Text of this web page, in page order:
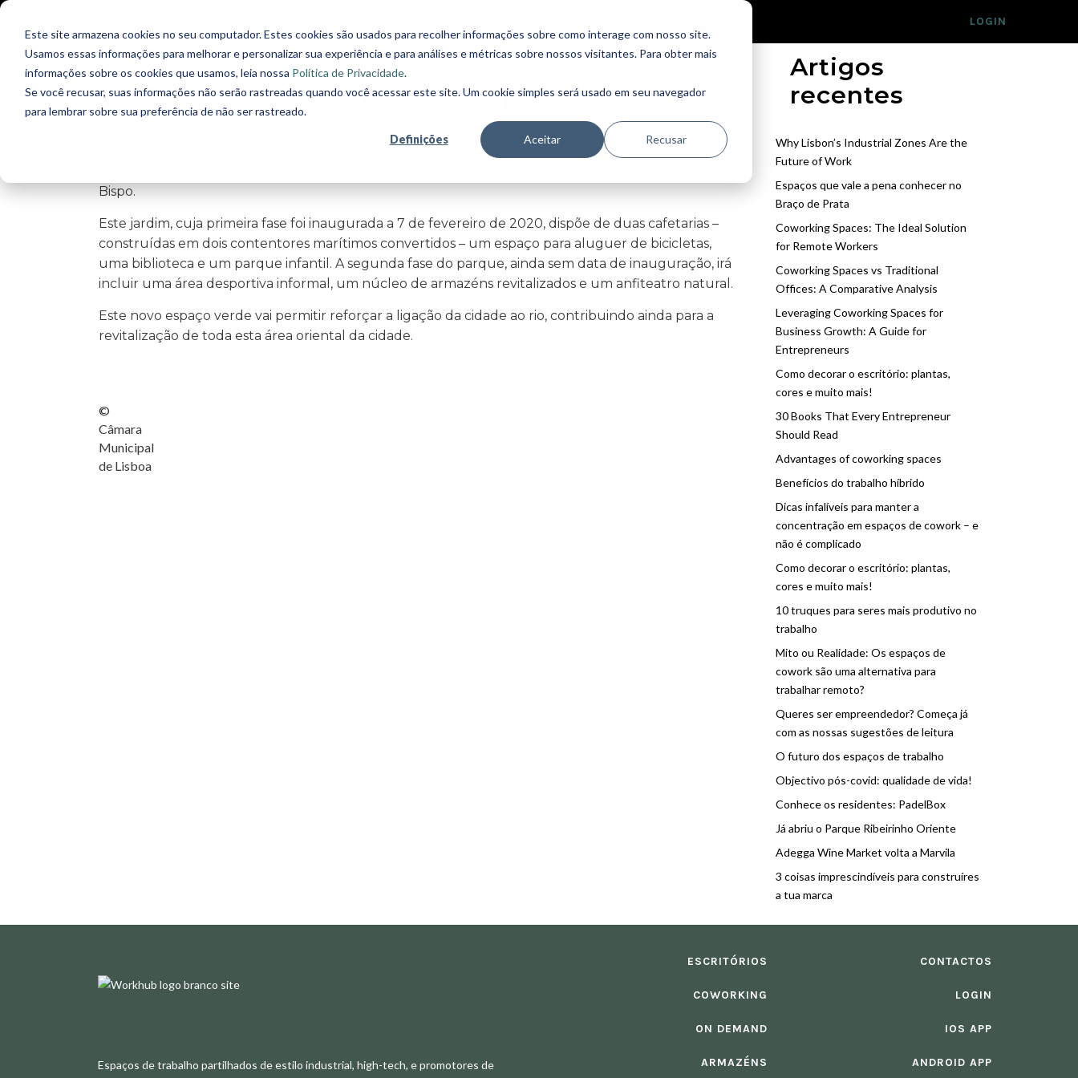
Este site armazena cookies no seu computador. Estes cookies são usados para recolher informações sobre como interage com nosso site.
Usamos essas informações para melhorar e personalizar sua experiência e para análises e métricas sobre nossos visitantes. Para obter mais
informações sobre os cookies que usamos, leia nossa Política de Privacidade.
Se você recusar, suas informações não serão rastreadas quando você acessar este site. Um cookie simples será usado em seu navegador
para lembrar sobre sua preferência de não ser rastreado.
Definições Aceitar Recusar
LOGIN
Já abriu o Parque Ribeirinho Oriente
Entre o edifício Sociedade Abel Pereira da Fonseca – onde estamos inseridos – e o rio Tejo, nasceu o
Bispo.
Este jardim, cuja primeira fase foi inaugurada a 7 de fevereiro de 2020, dispõe de duas cafetarias –
construídas em dois contentores marítimos convertidos – um espaço para aluguer de bicicletas,
uma biblioteca e um parque infantil. A segunda fase do parque, ainda sem data de inauguração, irá
incluir uma área desportiva informal, um núcleo de armazéns revitalizados e um anfiteatro natural.
Este novo espaço verde vai permitir reforçar a ligação da cidade ao rio, contribuindo ainda para a
revitalização de toda esta área oriental da cidade.
©
Câmara
Municipal
de Lisboa
Artigos
recentes
Why Lisbon’s Industrial Zones Are the
Future of Work
Espaços que vale a pena conhecer no
Braço de Prata
Coworking Spaces: The Ideal Solution
for Remote Workers
Coworking Spaces vs Traditional
Offices: A Comparative Analysis
Leveraging Coworking Spaces for
Business Growth: A Guide for
Entrepreneurs
Como decorar o escritório: plantas,
cores e muito mais!
30 Books That Every Entrepreneur
Should Read
Advantages of coworking spaces
Benefícios do trabalho híbrido
Dicas infalíveis para manter a
concentração em espaços de cowork – e
não é complicado
Como decorar o escritório: plantas,
cores e muito mais!
10 truques para seres mais produtivo no
trabalho
Mito ou Realidade: Os espaços de
cowork são uma alternativa para
trabalhar remoto?
Queres ser empreendedor? Começa já
com as nossas sugestões de leitura
O futuro dos espaços de trabalho
Objectivo pós-covid: qualidade de vida!
Conhece os residentes: PadelBox
Já abriu o Parque Ribeirinho Oriente
Adegga Wine Market volta a Marvila
3 coisas imprescindíveis para construíres
a tua marca
Espaços de trabalho partilhados de estilo industrial, high-tech, e promotores de
ESCRITÓRIOS
COWORKING
ON DEMAND
ARMAZÉNS
CONTACTOS
LOGIN
IOS APP
ANDROID APP